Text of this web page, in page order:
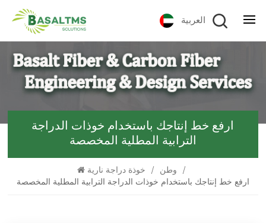
العربية
ارفع خط إنتاجك باستخدام خوذات الدراجة
الترابية المطلية المخصصة
وطن / خوذة دراجة نارية
/
ارفع خط إنتاجك باستخدام خوذات الدراجة الترابية المطلية المخصصة